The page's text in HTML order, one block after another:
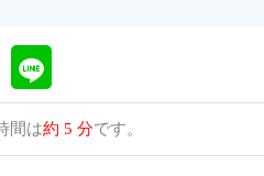
間は約 5 分です。